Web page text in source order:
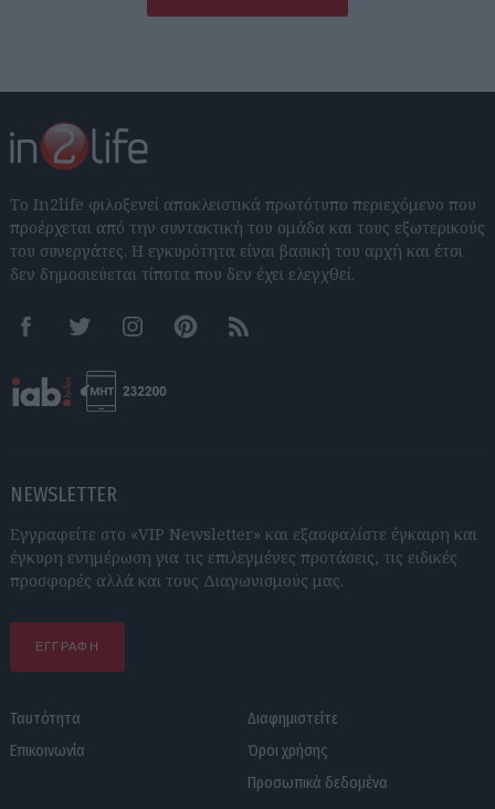
Το In2life φιλοξενεί αποκλειστικά πρωτότυπο περιεχόμενο που
προέρχεται από την συντακτική του ομάδα και τους εξωτερικούς
του συνεργάτες. Η εγκυρότητα είναι βασική του αρχή και έτσι
δεν δημοσιεύεται τίποτα που δεν έχει ελεγχθεί.
FacebookTwitter InstagramPinterestRSS feeds
NEWSLETTER
Εγγραφείτε στο «VIP Newsletter» και εξασφαλίστε έγκαιρη και
έγκυρη ενημέρωση για τις επιλεγμένες προτάσεις, τις ειδικές
προσφορές αλλά και τους Διαγωνισμούς μας.
ΕΓΓΡΑΦΗ
Ταυτότητα
Επικοινωνία
Διαφημιστείτε
Όροι χρήσης
Προσωπικά δεδομένα